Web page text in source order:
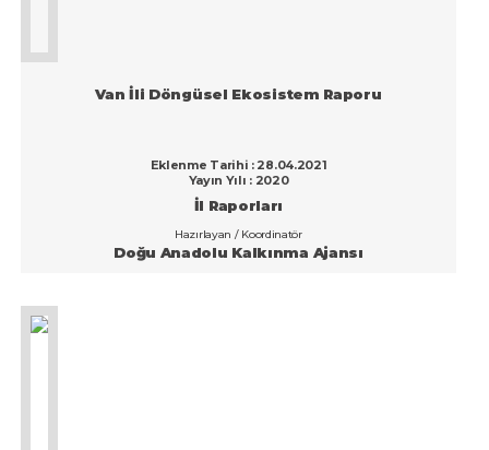
Van İli Döngüsel Ekosistem Raporu
Eklenme Tarihi : 28.04.2021
Yayın Yılı : 2020
İl Raporları
Hazırlayan / Koordinatör
Doğu Anadolu Kalkınma Ajansı